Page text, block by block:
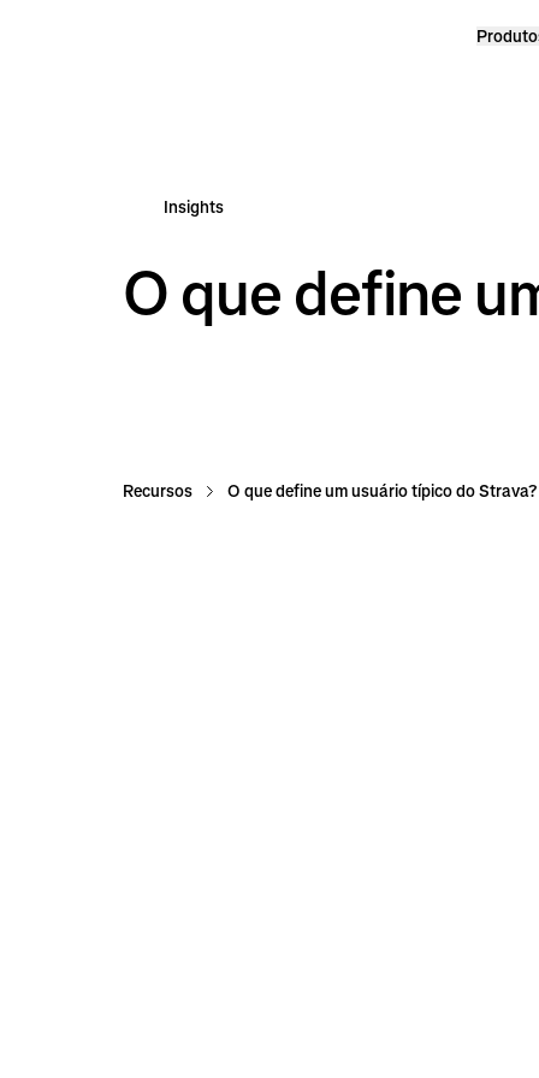
Insights
O que define
Recursos O que define um usuário típico do Strava?